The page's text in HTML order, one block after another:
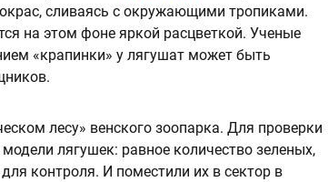
сливаясь с окружающими тропиками.
на этом фоне яркой расцветкой. Ученые
«крапинки» у лягушат может быть
лесу» венского зоопарка. Для проверки
лягушек: равное количество зеленых,
контроля. И поместили их в сектор в